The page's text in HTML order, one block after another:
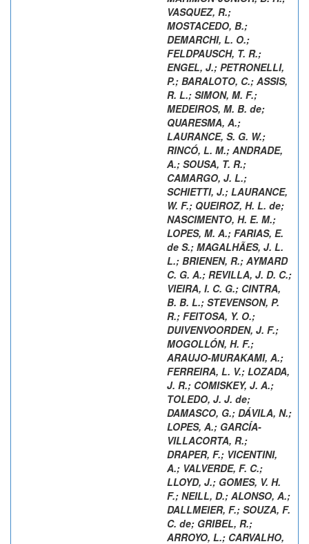
VASQUEZ, R.;
MOSTACEDO, B.;
DEMARCHI, L. O.;
FELDPAUSCH, T. R.;
ENGEL, J.; PETRONELLI,
P.; BARALOTO, C.; ASSIS,
R. L.; SIMON, M. F.;
MEDEIROS, M. B. de;
QUARESMA, A.;
LAURANCE, S. G. W.;
RINCÓ, L. M.; ANDRADE,
A.; SOUSA, T. R.;
CAMARGO, J. L.;
SCHIETTI, J.; LAURANCE,
W. F.; QUEIROZ, H. L. de;
NASCIMENTO, H. E. M.;
LOPES, M. A.; FARIAS, E.
de S.; MAGALHÃES, J. L.
L.; BRIENEN, R.; AYMARD
C. G. A.; REVILLA, J. D. C.;
VIEIRA, I. C. G.; CINTRA,
B. B. L.; STEVENSON, P.
R.; FEITOSA, Y. O.;
DUIVENVOORDEN, J. F.;
MOGOLLÓN, H. F.;
ARAUJO-MURAKAMI, A.;
FERREIRA, L. V.; LOZADA,
J. R.; COMISKEY, J. A.;
TOLEDO, J. J. de;
DAMASCO, G.; DÁVILA, N.;
LOPES, A.; GARCÍA-
VILLACORTA, R.;
DRAPER, F.; VICENTINI,
A.; VALVERDE, F. C.;
LLOYD, J.; GOMES, V. H.
F.; NEILL, D.; ALONSO, A.;
DALLMEIER, F.; SOUZA, F.
C. de; GRIBEL, R.;
ARROYO, L.; CARVALHO,